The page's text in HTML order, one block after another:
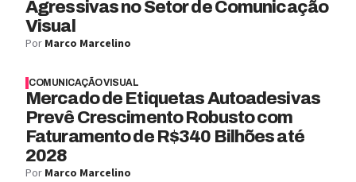
Agressivas no Setor de Comunicação
Visual
Por Marco Marcelino
COMUNICAÇÃO VISUAL
Mercado de Etiquetas Autoadesivas
Prevê Crescimento Robusto com
Faturamento de R$340 Bilhões até
2028
Por Marco Marcelino